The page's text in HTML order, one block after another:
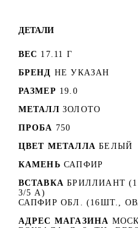
ДЕТАЛИ
ВЕС 17.11 Г
БРЕНД НЕ УКАЗАН
РАЗМЕР 19.0
МЕТАЛЛ ЗОЛОТО
ПРОБА 750
ЦВЕТ МЕТАЛЛА БЕЛЫЙ
КАМЕНЬ САПФИР
ВСТАВКА БРИЛЛИАНТ
3/5 А)
САПФИР ОБЛ. (16ШТ.,
АДРЕС МАГАЗИНА